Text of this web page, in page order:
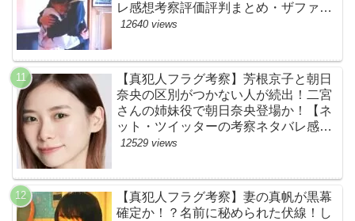
レ感想考察評価評判まとめ・ザファー
スト・スッキリ・BE:FIRST・ビーフ
12640 views
【真犯人フラグ考察】芳根京子と朝日
奈央の区別がつかない人が続出！二宮
さんの姉妹役で朝日奈央登場か！【ネ
ット・ツイッターの考察ネタバレ感想
評価評判あらすじ原作犯人キャスト黒
12529 views
【真犯人フラグ考察】妻の真帆が黒幕
確定か！？名前に秘められた伏線！し